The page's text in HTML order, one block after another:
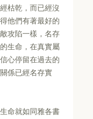
枯乾，而已經沒
他們有著最好的
攻陷一樣，名存
生命，在真實屬
心停留在過去的
係已經名存實
命就如同雅各書